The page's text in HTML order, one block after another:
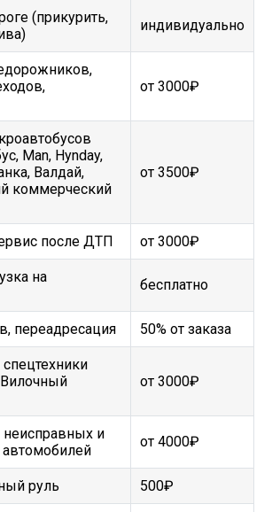
(прикурить,
индивидуально
от 3000₽
Man, Hynday,
Валдай,
коммерческий
от 3500₽
после ДТП от 3000₽
на
бесплатно
переадресация 50% от заказа
от 3000₽
неисправных и
от 4000₽
руль 500₽